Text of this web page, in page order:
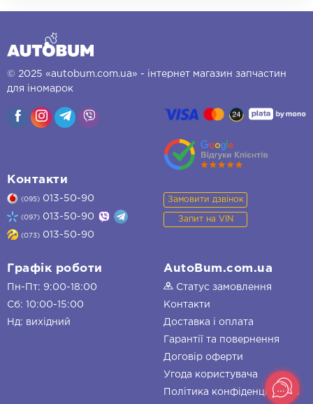
© 2025 «autobum.com.ua» - інтернет магазин запчастин
для іномарок
Контакти
(095) 013-50-90
(097) 013-50-90
(073) 013-50-90
Замовити дзвінок
Запит на VIN
Графік роботи
Пн-Пт: 9:00-18:00
Сб: 10:00-15:00
Нд: вихідний
AutoBum.com.ua
Статус замовлення
Контакти
Доставка і оплата
Гарантії та повернення
Договір оферти
Угода користувача
Політика конфіденційності